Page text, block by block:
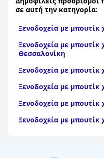
σε αυτή την κατηγορία:
Ξενοδοχεία με
Ξενοδοχεία με μπουτίκ
Θεσσαλονίκη
Ξενοδοχεία με
Ξενοδοχεία με μπουτίκ
Ξενοδοχεία με
Ξενοδοχεία με